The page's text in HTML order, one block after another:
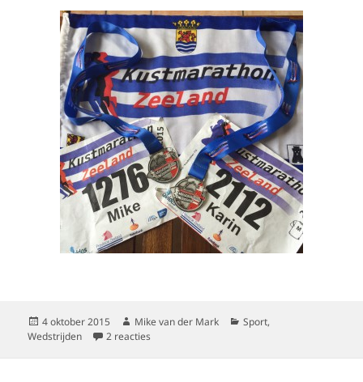
Geplaatst
op
4 oktober 2015 Auteur
Mike van der Mark Categorieën
Sport,
Wedstrijden
2 reacties